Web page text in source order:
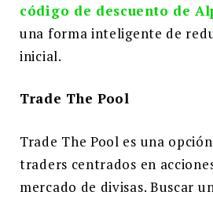
código de descuento de
una forma inteligente de
inicial.
Trade The Pool
Trade The Pool es una
traders centrados en
mercado de divisas. Buscar un